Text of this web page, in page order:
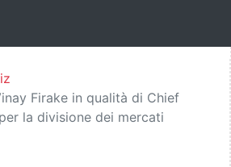
Firake in qualità di Chief
la divisione dei mercati